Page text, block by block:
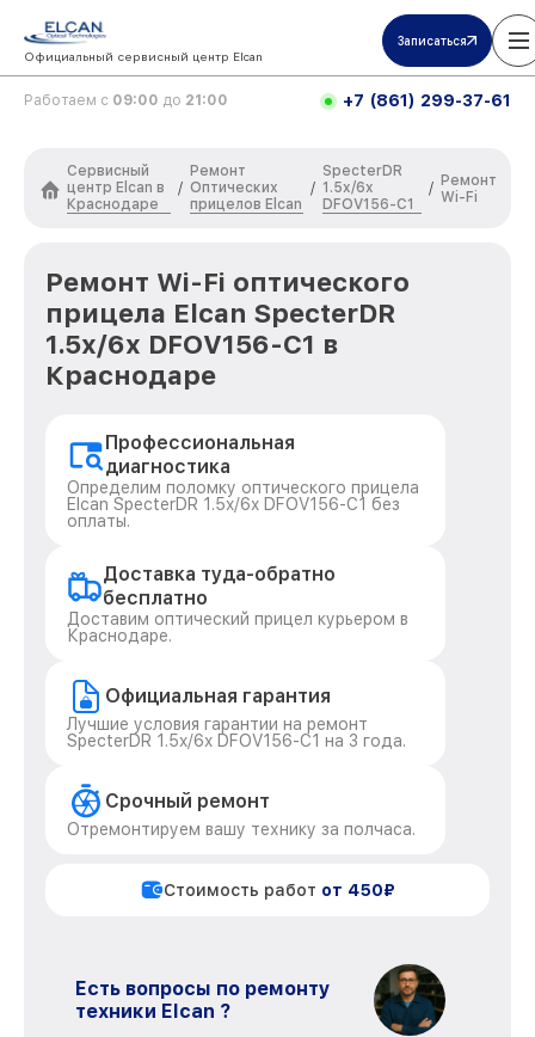
Официальный сервисный центр Elcan
Записаться
Работаем с 09:00 до 21:00 +7 (861) 299-37-61
Сервисный
центр Elcan в
Краснодаре
/
Ремонт
Оптических
прицелов Elcan
/
SpecterDR
1.5x/6x
DFOV156-C1
/ Ремонт
Wi-Fi
Ремонт Wi-Fi оптического
прицела Elcan SpecterDR
1.5x/6x DFOV156-C1 в
Краснодаре
Профессиональная
диагностика
Определим поломку оптического прицела
Elcan SpecterDR 1.5x/6x DFOV156-C1 без
оплаты.
Доставка туда-обратно
бесплатно
Доставим оптический прицел курьером в
Краснодаре.
Официальная гарантия
Лучшие условия гарантии на ремонт
SpecterDR 1.5x/6x DFOV156-C1 на 3 года.
Срочный ремонт
Отремонтируем вашу технику за полчаса.
Стоимость работ от 450₽
Есть вопросы по ремонту
техники Elcan ?